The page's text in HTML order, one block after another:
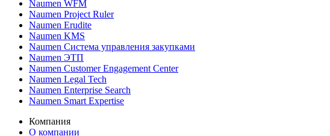
Naumen WFM
Naumen Project Ruler
Naumen Erudite
Naumen KMS
Naumen Система управления закупками
Naumen ЭТП
Naumen Customer Engagement Center
Naumen Legal Tech
Naumen Enterprise Search
Naumen Smart Expertise
Компания
О компании